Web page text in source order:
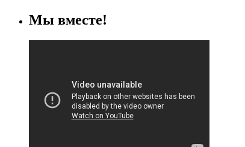
Мы вместе!